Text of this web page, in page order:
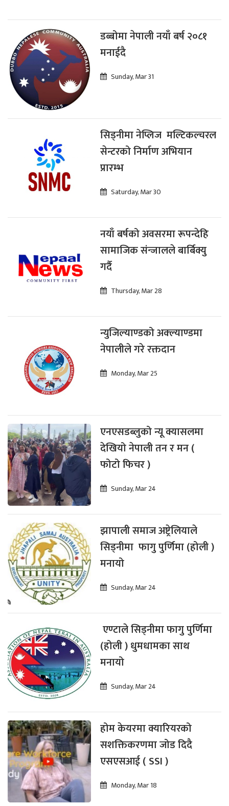
डब्बोमा नेपाली नयाँ बर्ष २०८१
मनाईदै
Sunday, Mar 31
सिड्नीमा नेप्लिज मल्टिकल्चरल
सेन्टरको निर्माण अभियान
प्रारम्भ
Saturday, Mar 30
नयाँ बर्षको अवसरमा रूपन्देहि
सामाजिक संन्जालले बार्बिक्यु
गर्दै
Thursday, Mar 28
न्युजिल्याण्डको अक्ल्याण्डमा
नेपालीले गरे रक्तदान
Monday, Mar 25
एनएसडब्लुको न्यू क्यासलमा
देखियो नेपाली तन र मन (
फोटो फिचर )
Sunday, Mar 24
झापाली समाज अष्ट्रेलियाले
सिड्नीमा फागु पुर्णिमा (होली )
मनायो
Sunday, Mar 24
एण्टाले सिड्नीमा फागु पुर्णिमा
(होली ) धुमधामका साथ
मनायो
Sunday, Mar 24
होम केयरमा क्यारियरको
सशक्तिकरणमा जोड दिदै
एसएसआई ( SSI )
Monday, Mar 18